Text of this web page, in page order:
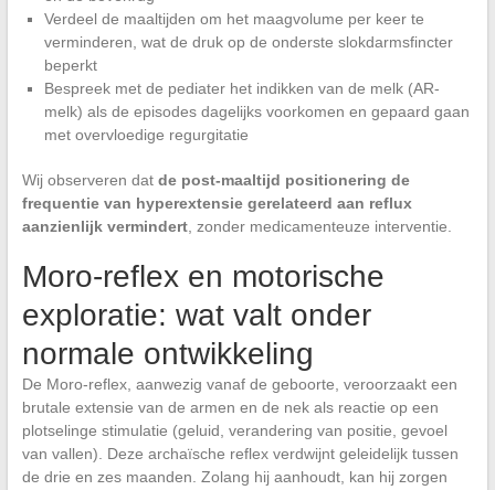
Verdeel de maaltijden om het maagvolume per keer te
verminderen, wat de druk op de onderste slokdarmsfincter
beperkt
Bespreek met de pediater het indikken van de melk (AR-
melk) als de episodes dagelijks voorkomen en gepaard gaan
met overvloedige regurgitatie
Wij observeren dat de post-maaltijd positionering de
frequentie van hyperextensie gerelateerd aan reflux
aanzienlijk vermindert, zonder medicamenteuze interventie.
Moro-reflex en motorische
exploratie: wat valt onder
normale ontwikkeling
De Moro-reflex, aanwezig vanaf de geboorte, veroorzaakt een
brutale extensie van de armen en de nek als reactie op een
plotselinge stimulatie (geluid, verandering van positie, gevoel
van vallen). Deze archaïsche reflex verdwijnt geleidelijk tussen
de drie en zes maanden. Zolang hij aanhoudt, kan hij zorgen